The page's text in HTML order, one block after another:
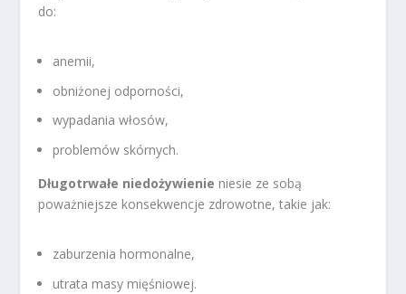
do:
anemii,
obniżonej odporności,
wypadania włosów,
problemów skórnych.
Długotrwałe niedożywienie niesie ze sobą
poważniejsze konsekwencje zdrowotne, takie jak:
zaburzenia hormonalne,
utrata masy mięśniowej.